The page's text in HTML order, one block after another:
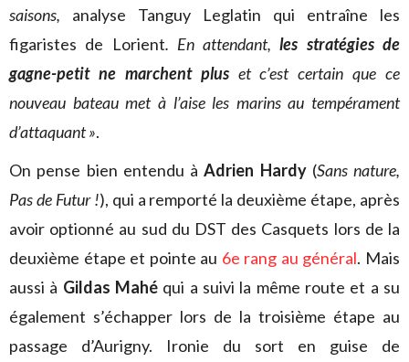
saisons, analyse Tanguy Leglatin qui entraîne les
figaristes de Lorient. En attendant,les stratégies de
gagne-petit ne marchent pluset c’est certain que ce
nouveau bateau met à l’aise les marins au tempérament
d’attaquant ».
On pense bien entendu àAdrien Hardy(Sans nature,
Pas de Futur !), qui a remporté la deuxième étape, après
avoir optionné au sud du DST des Casquets lors de la
deuxième étape et pointe au 6e rang au général. Mais
aussi à Gildas Mahé qui a suivi la même route et a su
également s’échapper lors de la troisième étape au
passage d’Aurigny. Ironie du sort en guise de